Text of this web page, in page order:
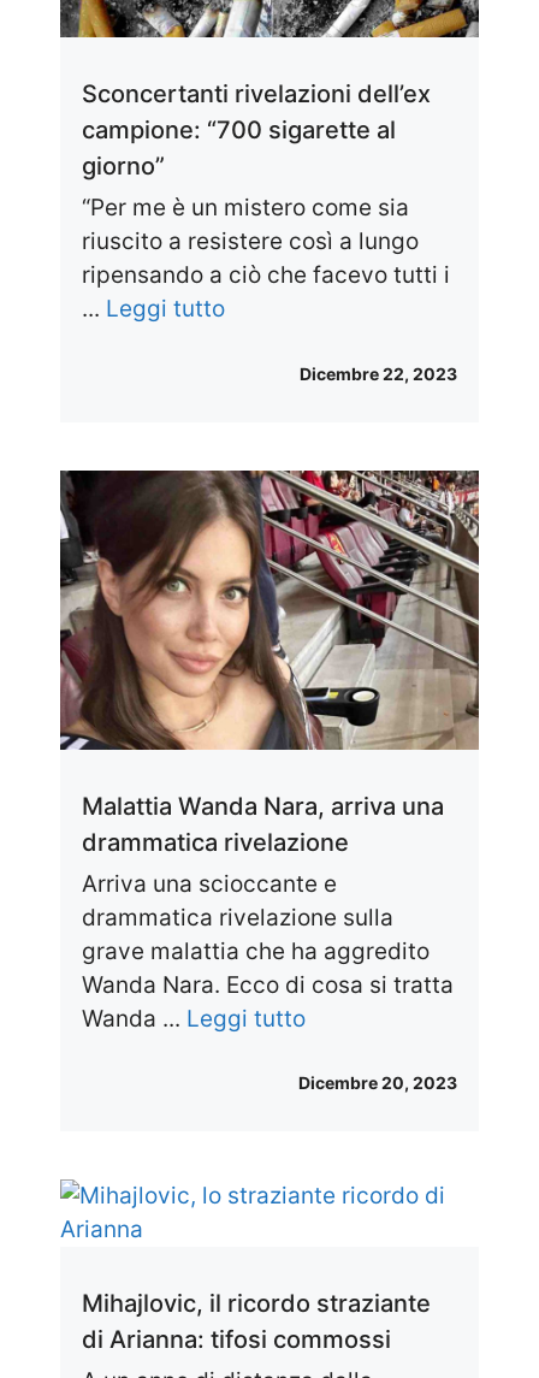
Sconcertanti rivelazioni dell’ex
campione: “700 sigarette al
giorno”
“Per me è un mistero come sia
riuscito a resistere così a lungo
ripensando a ciò che facevo tutti i
... Leggi tutto
Dicembre 22, 2023
Malattia Wanda Nara, arriva una
drammatica rivelazione
Arriva una scioccante e
drammatica rivelazione sulla
grave malattia che ha aggredito
Wanda Nara. Ecco di cosa si tratta
Wanda ... Leggi tutto
Dicembre 20, 2023
Mihajlovic, il ricordo straziante
di Arianna: tifosi commossi